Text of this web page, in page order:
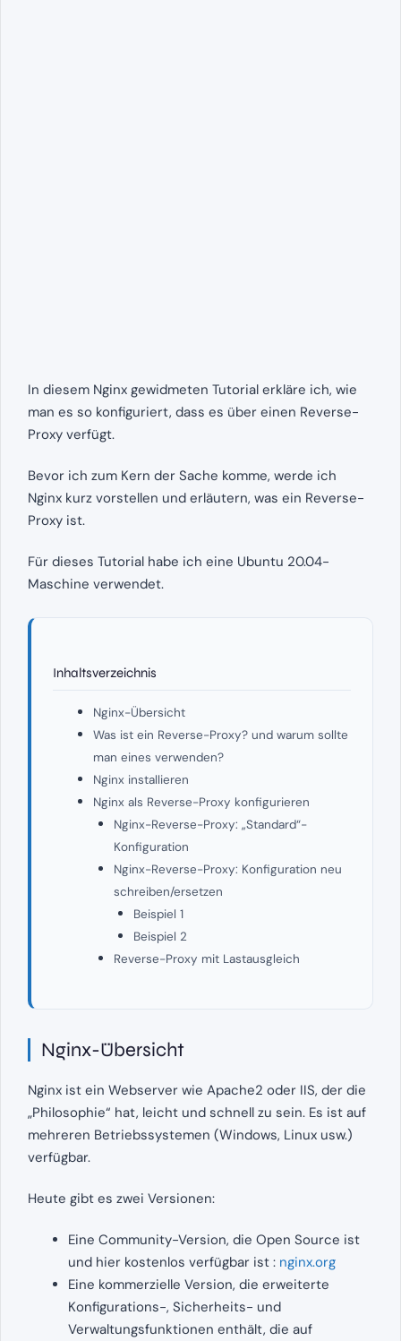
In diesem Nginx gewidmeten Tutorial erkläre ich, wie
man es so konfiguriert, dass es über einen Reverse-
Proxy verfügt.
Bevor ich zum Kern der Sache komme, werde ich
Nginx kurz vorstellen und erläutern, was ein Reverse-
Proxy ist.
Für dieses Tutorial habe ich eine Ubuntu 20.04-
Maschine verwendet.
Inhaltsverzeichnis
Nginx-Übersicht
Was ist ein Reverse-Proxy? und warum sollte
man eines verwenden?
Nginx installieren
Nginx als Reverse-Proxy konfigurieren
Nginx-Reverse-Proxy: „Standard“-
Konfiguration
Nginx-Reverse-Proxy: Konfiguration neu
schreiben/ersetzen
Beispiel 1
Beispiel 2
Reverse-Proxy mit Lastausgleich
Nginx-Übersicht
Nginx ist ein Webserver wie Apache2 oder IIS, der die
„Philosophie“ hat, leicht und schnell zu sein. Es ist auf
mehreren Betriebssystemen (Windows, Linux usw.)
verfügbar.
Heute gibt es zwei Versionen:
Eine Community-Version, die Open Source ist
und hier kostenlos verfügbar ist : nginx.org
Eine kommerzielle Version, die erweiterte
Konfigurations-, Sicherheits- und
Verwaltungsfunktionen enthält, die auf